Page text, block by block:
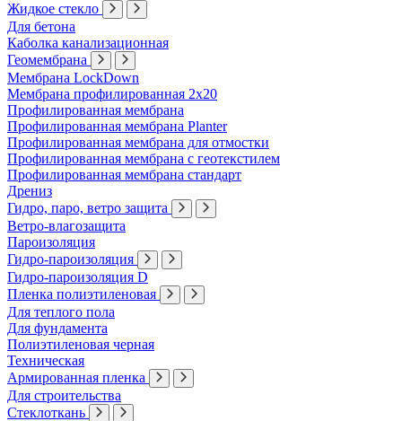
Жидкое стекло
Для бетона
Каболка канализационная
Геомембрана
Мембрана LockDown
Мембрана профилированная 2х20
Профилированная мембрана
Профилированная мембрана Planter
Профилированная мембрана для отмостки
Профилированная мембрана с геотекстилем
Профилированная мембрана стандарт
Дрениз
Гидро, паро, ветро защита
Ветро-влагозащита
Пароизоляция
Гидро-пароизоляция
Гидро-пароизоляция D
Пленка полиэтиленовая
Для теплого пола
Для фундамента
Полиэтиленовая черная
Техническая
Армированная пленка
Для строительства
Стеклоткань